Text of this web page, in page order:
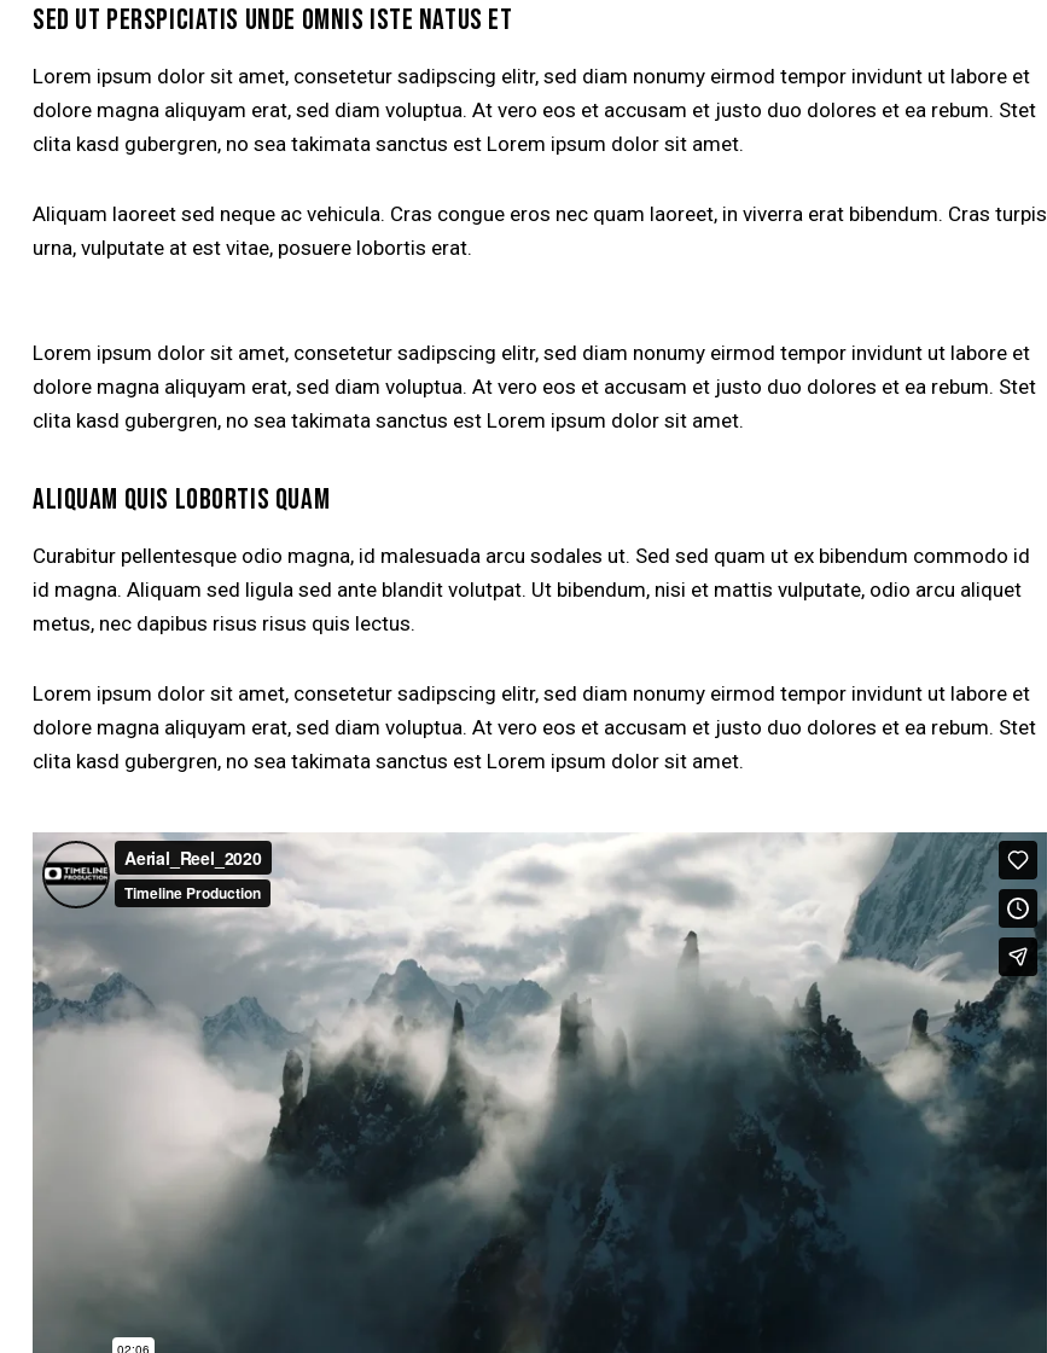
SED UT PERSPICIATIS UNDE OMNIS ISTE NATUS ET
Lorem ipsum dolor sit amet, consetetur sadipscing elitr, sed diam nonumy eirmod tempor invidunt ut labore et
dolore magna aliquyam erat, sed diam voluptua. At vero eos et accusam et justo duo dolores et ea rebum. Stet
clita kasd gubergren, no sea takimata sanctus est Lorem ipsum dolor sit amet.
Aliquam laoreet sed neque ac vehicula. Cras congue eros nec quam laoreet, in viverra erat bibendum. Cras turpis
urna, vulputate at est vitae, posuere lobortis erat.
Lorem ipsum dolor sit amet, consetetur sadipscing elitr, sed diam nonumy eirmod tempor invidunt ut labore et
dolore magna aliquyam erat, sed diam voluptua. At vero eos et accusam et justo duo dolores et ea rebum. Stet
clita kasd gubergren, no sea takimata sanctus est Lorem ipsum dolor sit amet.
ALIQUAM QUIS LOBORTIS QUAM
Curabitur pellentesque odio magna, id malesuada arcu sodales ut. Sed sed quam ut ex bibendum commodo id
id magna. Aliquam sed ligula sed ante blandit volutpat. Ut bibendum, nisi et mattis vulputate, odio arcu aliquet
metus, nec dapibus risus risus quis lectus.
Lorem ipsum dolor sit amet, consetetur sadipscing elitr, sed diam nonumy eirmod tempor invidunt ut labore et
dolore magna aliquyam erat, sed diam voluptua. At vero eos et accusam et justo duo dolores et ea rebum. Stet
clita kasd gubergren, no sea takimata sanctus est Lorem ipsum dolor sit amet.